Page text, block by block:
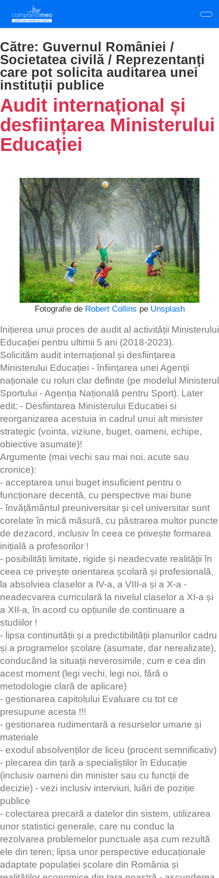
main
content
Către: Guvernul României /
Societatea civilă / Reprezentanți
care pot solicita auditarea unei
instituții publice
Audit internațional și
desființarea Ministerului
Educației
Fotografie de Robert Collins pe Unsplash
Inițierea unui proces de audit al activității Ministerului
Educației pentru ultimii 5 ani (2018-2023).
Solicităm audit internațional și desființarea
Ministerului Educației - înființarea unei Agenții
naționale cu roluri clar definite (pe modelul Ministerul
Sportului - Agenția Națională pentru Sport). Later
edit: - Desfiintarea Ministerului Educatiei si
reorganizarea acestuia in cadrul unui alt minister
strategic (vointa, viziune, buget, oameni, echipe,
obiective asumate)!
Argumente (mai vechi sau mai noi, acute sau
cronice):
- acceptarea unui buget insuficient pentru o
funcționare decentă, cu perspective mai bune
- învățământul preuniversitar și cel universitar sunt
corelate în mică măsură, cu păstrarea multor puncte
de dezacord, inclusiv în ceea ce privește formarea
inițială a profesorilor !
- posibilități limitate, rigide și neadecvate realității în
ceea ce privește orientarea școlară și profesională,
la absolviea claselor a IV-a, a VIII-a și a X-a -
neadecvarea curriculară la nivelul claselor a XI-a și
a XII-a, în acord cu opțiunile de continuare a
studiilor !
- lipsa continuității și a predictibilității planurilor cadru
și a programelor școlare (asumate, dar nerealizate),
conducând la situații neverosimile, cum e cea din
acest moment (legi vechi, legi noi, fără o
metodologie clară de aplicare)
- gestionarea capitolului Evaluare cu tot ce
presupune acesta !!!
- gestionarea rudimentară a resurselor umane și
materiale
- exodul absolvenților de liceu (procent semnificativ)
- plecarea din țară a specialiștilor în Educație
(inclusiv oameni din minister sau cu funcții de
decizie) - vezi inclusiv interviuri, luări de poziție
publice
- colectarea precară a datelor din sistem, utilizarea
unor statistici generale, care nu conduc la
rezolvarea problemelor punctuale așa cum rezultă
ele din teren; lipsa unor perspective educaționale
adaptate populației școlare din România și